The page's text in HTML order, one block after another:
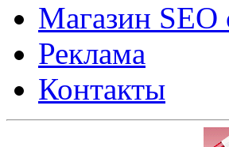
Магазин SEO
Реклама
Контакты